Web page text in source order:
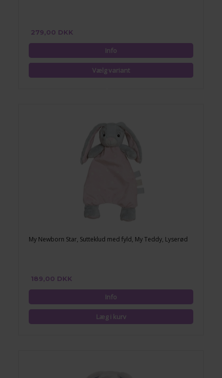
279,00 DKK
My Newborn Star, Sutteklud med fyld, My Teddy, Lyserød
189,00 DKK